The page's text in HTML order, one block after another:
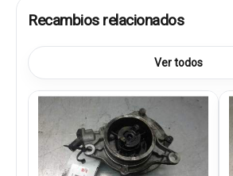
Recambios relacionados
Ver todos